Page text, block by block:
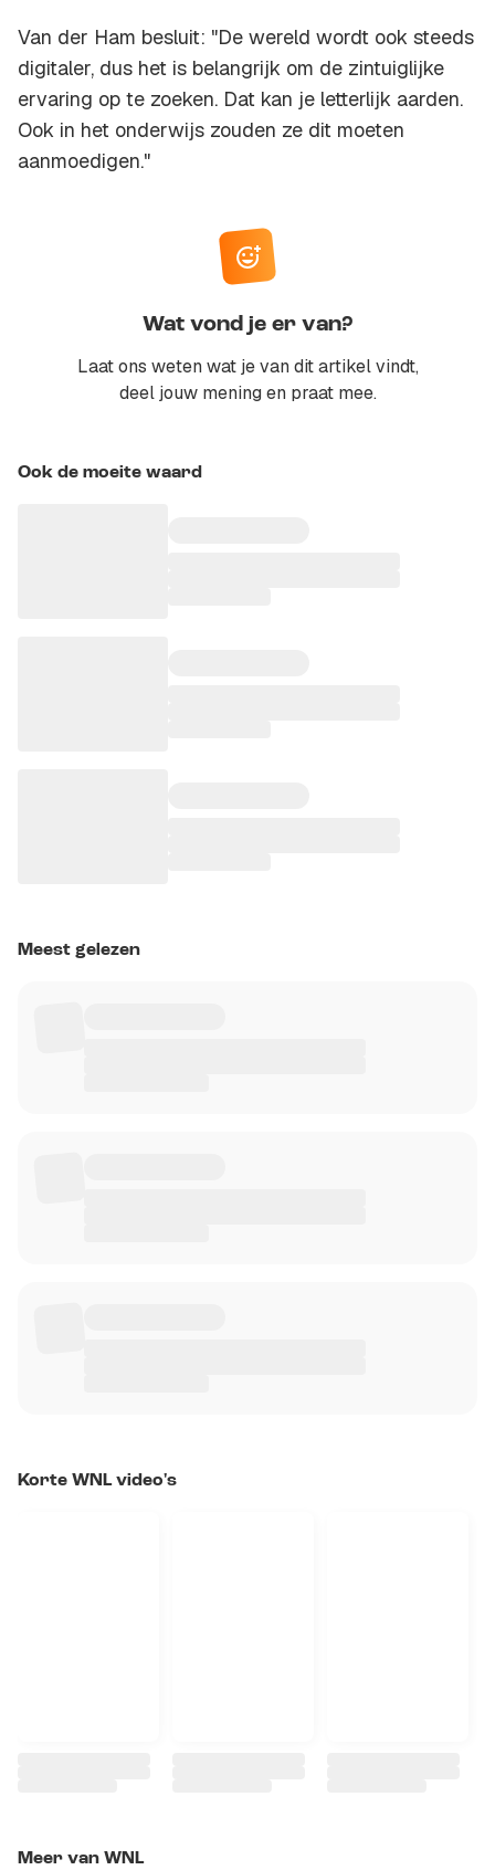
Van der Ham besluit: "De wereld wordt ook steeds
digitaler, dus het is belangrijk om de zintuiglijke
ervaring op te zoeken. Dat kan je letterlijk aarden.
Ook in het onderwijs zouden ze dit moeten
aanmoedigen."
Wat vond je er van?
Laat ons weten wat je van dit artikel vindt,
deel jouw mening en praat mee.
Ook de moeite waard
Meest gelezen
Korte WNL video's
Meer van WNL